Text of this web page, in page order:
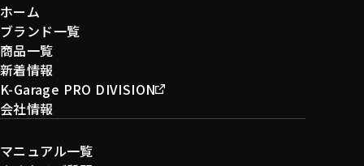
ホーム
ブランド一覧
商品一覧
新着情報
K-Garage PRO DIVISION
会社情報
マニュアル一覧